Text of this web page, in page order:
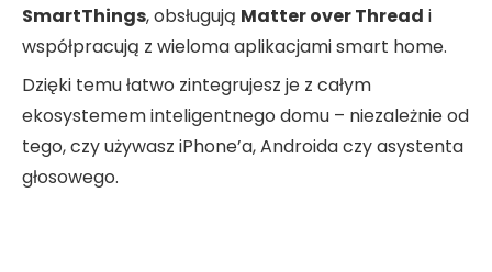
SmartThings, obsługują Matter over Thread i
współpracują z wieloma aplikacjami smart home.
Dzięki temu łatwo zintegrujesz je z całym
ekosystemem inteligentnego domu – niezależnie od
tego, czy używasz iPhone’a, Androida czy asystenta
głosowego.